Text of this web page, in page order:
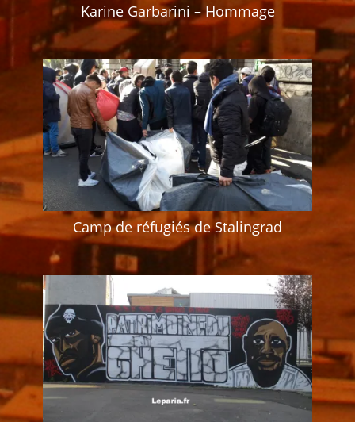
Karine Garbarini – Hommage
Camp de réfugiés de Stalingrad